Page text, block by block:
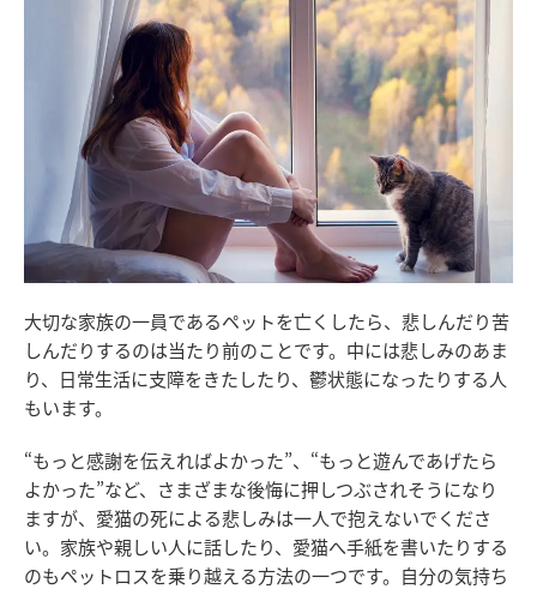
大切な家族の一員であるペットを亡くしたら、悲しんだり苦
しんだりするのは当たり前のことです。中には悲しみのあま
り、日常生活に支障をきたしたり、鬱状態になったりする人
もいます。
“もっと感謝を伝えればよかった”、“もっと遊んであげたら
よかった”など、さまざまな後悔に押しつぶされそうになり
ますが、愛猫の死による悲しみは一人で抱えないでくださ
い。家族や親しい人に話したり、愛猫へ手紙を書いたりする
のもペットロスを乗り越える方法の一つです。自分の気持ち